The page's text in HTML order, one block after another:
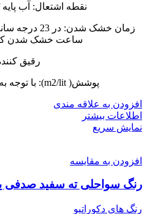
نقطه اشتعال: آب
ساعت خشک شدن کامل :
رقیق
پوشش( m2/lit): با توجه به هموار بودن سطح 7
افزودن به علاقه مندی
اطلاعات بیشتر
نمایش سریع
افزودن به مقایسه
رنگ‌ سواحلی ته سفید صدفی
رنگ های دکوراتیو